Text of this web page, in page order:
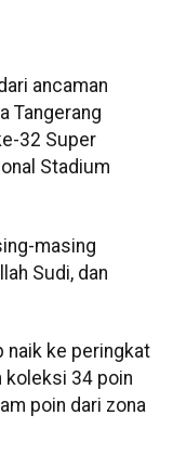
ancaman
Tangerang
32 Super
Stadium
masing
Sudi, dan
naik ke peringkat
koleksi 34 poin
poin dari zona